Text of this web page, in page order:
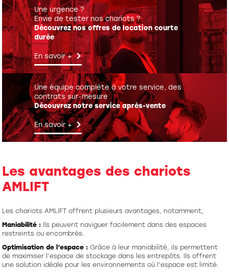
Une urgence ?
Envie de tester nos chariots ?
Découvrez nos offres de location courte
durée
En savoir +
Une équipe complète à votre service, des
contrats sur-mesure
Découvrez notre service après-vente
En savoir +
Les avantages des chariots
AMLIFT
Les chariots AMLIFT offrent plusieurs avantages, notamment,
Maniabilité : Ils peuvent naviguer facilement dans des espaces
restreints ou encombrés.
Optimisation de l’espace : Grâce à leur maniabilité, ils permettent
de maximiser l’espace de stockage dans les entrepôts. Ils offrent
une solution idéale pour les environnements où l’espace est limité.